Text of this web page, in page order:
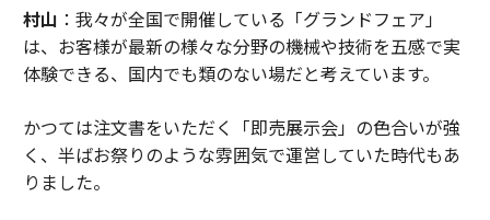
村山 ：我々が全国で開催している「グランドフェア」
は、お客様が最新の様々な分野の機械や技術を五感で実
体験できる、国内でも類のない場だと考えています。
かつては注文書をいただく「即売展示会」の色合いが強
く、半ばお祭りのような雰囲気で運営していた時代もあ
りました。